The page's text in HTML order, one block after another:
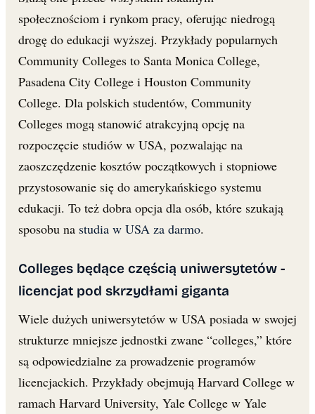
społecznościom i rynkom pracy, oferując niedrogą
drogę do edukacji wyższej. Przykłady popularnych
Community Colleges to Santa Monica College,
Pasadena City College i Houston Community
College. Dla polskich studentów, Community
Colleges mogą stanowić atrakcyjną opcję na
rozpoczęcie studiów w USA, pozwalając na
zaoszczędzenie kosztów początkowych i stopniowe
przystosowanie się do amerykańskiego systemu
edukacji. To też dobra opcja dla osób, które szukają
sposobu na studia w USA za darmo.
Colleges będące częścią uniwersytetów -
licencjat pod skrzydłami giganta
Wiele dużych uniwersytetów w USA posiada w swojej
strukturze mniejsze jednostki zwane “colleges,” które
są odpowiedzialne za prowadzenie programów
licencjackich. Przykłady obejmują Harvard College w
ramach Harvard University, Yale College w Yale